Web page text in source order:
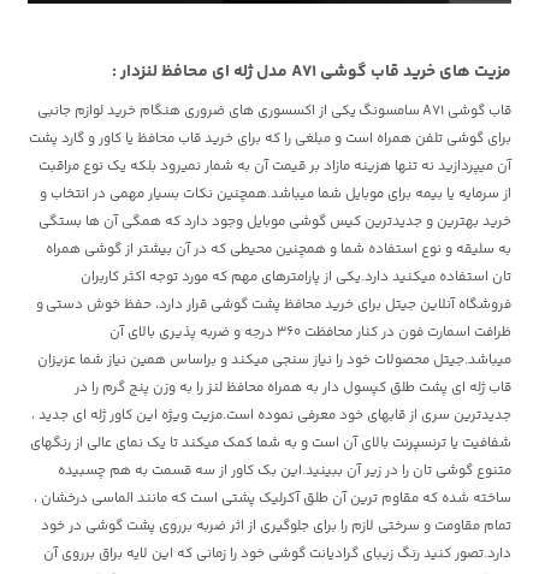
مزیت های خریدقاب گوشی A71 مدل ژله ای محافظ لنزدار :
قاب گوشی A71 سامسونگ
یکی از اکسسوری های ضروری هنگام خرید لوازم جانبی
برای گوشی تلفن همراه است و مبلغی را که برای خرید قاب محافظ یا کاور و گارد پشت
آن میپردازید نه تنها هزینه مازاد بر قیمت آن به شمار نمیرود بلکه یک نوع مراقبت
از سرمایه یا بیمه برای موبایل شما میباشد.همچنین نکات بسیار مهمی در انتخاب و
خرید بهترین و جدیدترین کیس گوشی موبایل وجود دارد که همگی آن ها بستگی
به سلیقه و نوع استفاده شما و همچنین محیطی که در آن بیشتر از گوشی همراه
تان استفاده میکنید دارد.یکی از پارامترهای مهم که مورد توجه اکثر کاربران
فروشگاه آنلاین جیتل برای خرید محافظ پشت گوشی قرار دارد، حفظ خوش دستی و
ظرافت اسمارت فون در کنار محافظت 360 درجه و ضربه پذیری بالای آن
میباشد.جیتل محصولات خود را نیاز سنجی میکند و براساس همین نیاز شما عزیزان
قاب ژله ای پشت طلق کپسول دار به همراه محافظ لنز را به وزن پنج گرم را در
جدیدترین سری از قابهای خود معرفی نموده است.مزیت ویژه این کاور ژله ای جدید ،
شفافیت یا ترنسپرنت بالای آن است و به شما کمک میکند تا یک نمای عالی از رنگهای
متنوع گوشی تان را در زیر آن ببینید.این بک کاور از سه قسمت به هم چسبیده
ساخته شده که مقاوم ترین آن طلق آکرلیک پشتی است که مانند الماسی درخشان ،
تمام مقاومت و سرختی لازم را برای جلوگیری از اثر ضربه برروی پشت گوشی در خود
دارد.تصور کنید رنگ زیبای گرادیانت گوشی خود را زمانی که این لایه براق برروی آن